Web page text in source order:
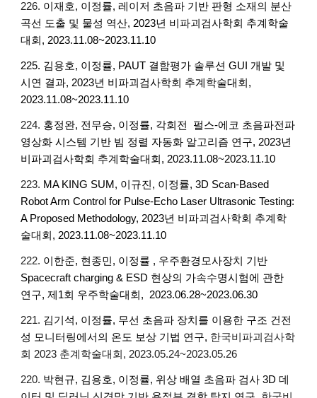
226. 이재호, 이정률, 레이저 초음파 기반 판형 소재의 분산
곡선 도출 및 물성 역산, 2023년 비파괴검사학회 추계학술
대회, 2023.11.08~2023.11.10
225. 김용호, 이정률, PAUT 결함평가 솔루션 GUI 개발 및
시연 결과, 2023년 비파괴검사학회 추계학술대회,
2023.11.08~2023.11.10
224. 홍정완, 전무승, 이정률, 각회전 펄스-에코 초음파전파
영상화 시스템 기반 빔 정렬 자동화 알고리즘 연구, 2023년
비파괴검사학회 추계학술대회, 2023.11.08~2023.11.10
223. MA KING SUM, 이규진, 이정률, 3D Scan-Based
Robot Arm Control for Pulse-Echo Laser Ultrasonic Testing:
A Proposed Methodology, 2023년 비파괴검사학회 추계학
술대회, 2023.11.08~2023.11.10
222. 이한준, 현종민, 이정률 , 우주환경모사장치 기반
Spacecraft charging & ESD 현상의 가속수명시험에 관한
연구, 제1회 우주학술대회, 2023.06.28~2023.06.30
221. 김기석, 이정률, 무선 초음파 장치를 이용한 구조 건전
성 모니터링에서의 온도 보상 기법 연구, 한국비파괴검사학
회 2023 춘계학술대회, 2023.05.24~2023.05.26
220. 박현규, 김용호, 이정률, 위상 배열 초음파 검사 3D 데